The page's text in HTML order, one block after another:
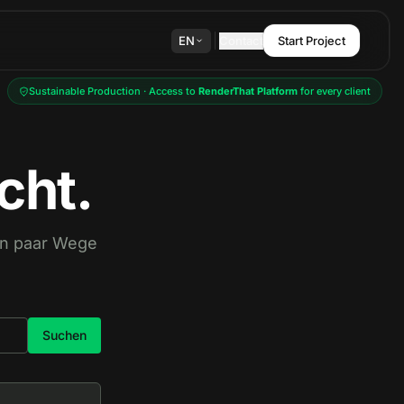
EN Start Project
Sustainable Production · Access to RenderThat Platform for every client
paar Wege
Suchen